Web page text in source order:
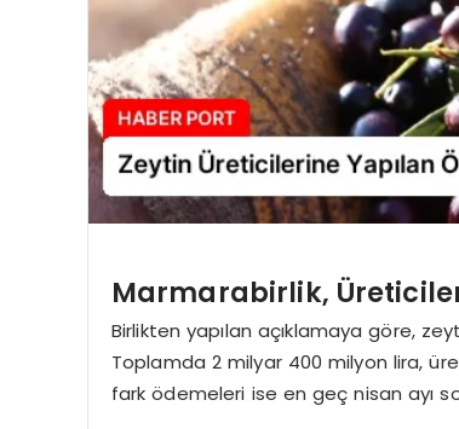
Marmarabirlik,
Birlikten yapılan açıklamaya göre,
Toplamda 2 milyar 400 milyon lira,
fark ödemeleri ise en geç nisan ayı